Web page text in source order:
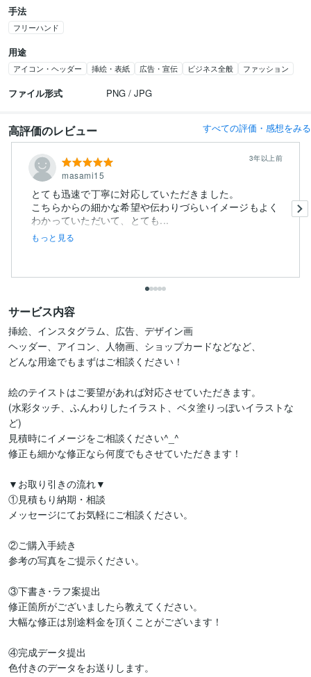
手法
フリーハンド
用途
アイコン・ヘッダー 挿絵・表紙 広告・宣伝 ビジネス全般 ファッション
ファイル形式 PNG / JPG
高評価のレビュー すべての評価・感想をみる
masami15
3年以上前
とても迅速で丁寧に対応していただきました。
こちらからの細かな希望や伝わりづらいイメージもよく
わかっていただいて、とても...
もっと見る
サービス内容
挿絵、インスタグラム、広告、デザイン画
ヘッダー、アイコン、人物画、ショップカードなどなど、
どんな用途でもまずはご相談ください！
絵のテイストはご要望があれば対応させていただきます。
(水彩タッチ、ふんわりしたイラスト、ベタ塗りっぽいイラストな
ど)
見積時にイメージをご相談ください^_^
修正も細かな修正なら何度でもさせていただきます！
▼お取り引きの流れ▼
①見積もり納期・相談
メッセージにてお気軽にご相談ください。
②ご購入手続き
参考の写真をご提示ください。
③下書き･ラフ案提出
修正箇所がございましたら教えてください。
大幅な修正は別途料金を頂くことがございます！
④完成データ提出
色付きのデータをお送りします。